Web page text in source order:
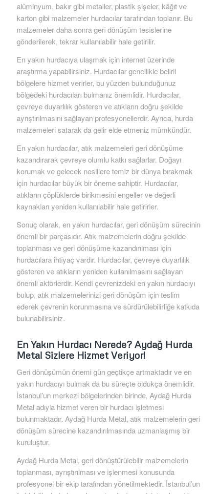
alüminyum, bakır gibi metaller, plastik şişeler, kâğıt ve
karton gibi malzemeler hurdacılar tarafından toplanır. Bu
malzemeler daha sonra geri dönüşüm tesislerine
gönderilerek, tekrar kullanılabilir hale getirilir.
En yakın hurdacıya ulaşmak için internet üzerinde
araştırma yapabilirsiniz. Hurdacılar genellikle belirli
bölgelere hizmet verirler, bu yüzden bulunduğunuz
bölgedeki hurdacıları bulmanız önemlidir. Hurdacılar,
çevreye duyarlılık gösteren ve atıkların doğru şekilde
ayrıştırılmasını sağlayan profesyonellerdir. Ayrıca, hurda
malzemeleri satarak da gelir elde etmeniz mümkündür.
En yakın hurdacılar, atık malzemeleri geri dönüşüme
kazandırarak çevreye olumlu katkı sağlarlar. Doğayı
korumak ve gelecek nesillere temiz bir dünya bırakmak
için hurdacılar büyük bir öneme sahiptir. Hurdacılar,
atıkların çöplüklerde birikmesini engeller ve değerli
kaynakları yeniden kullanılabilir hale getirirler.
Sonuç olarak, en yakın hurdacılar, geri dönüşüm sürecinin
önemli bir parçasıdır. Atık malzemelerin doğru şekilde
toplanması ve geri dönüşüme kazandırılması için
hurdacılara ihtiyaç vardır. Hurdacılar, çevreye duyarlılık
gösteren ve atıkların yeniden kullanılmasını sağlayan
önemli aktörlerdir. Kendi çevrenizdeki en yakın hurdacıyı
bulup, atık malzemelerinizi geri dönüşüm için teslim
ederek çevrenin korunmasına ve sürdürülebilirliğe katkıda
bulunabilirsiniz.
En Yakın Hurdacı Nerede? Aydağ Hurda
Metal Sizlere Hizmet Veriyor!
Geri dönüşümün önemi gün geçtikçe artmaktadır ve en
yakın hurdacıyı bulmak da bu süreçte oldukça önemlidir.
İstanbul’un merkezi bölgelerinden birinde, Aydağ Hurda
Metal adıyla hizmet veren bir hurdacı işletmesi
bulunmaktadır. Aydağ Hurda Metal, atık malzemelerin geri
dönüşüm sürecine kazandırılmasında uzmanlaşmış bir
kuruluştur.
Aydağ Hurda Metal, geri dönüştürülebilir malzemelerin
toplanması, ayrıştırılması ve işlenmesi konusunda
profesyonel bir ekip tarafından yönetilmektedir. İstanbul’un